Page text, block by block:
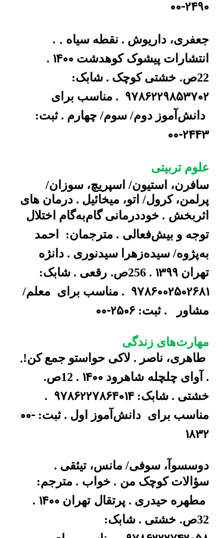
00-2490
جعفری، داریوش . نقطه‌ سیاه.
.
انتشارات پیشوک کوهدشت1400
.
خشتی کوچک . شابک:
9786229853702 . مناسب برای
دانش‌آموز دوم/ سوم/ چهارم . ثبت:
00-2443
علوم تربیتی
سافرن، استیون/ اسپریچ، سوزان/
پرلمن، کرول/ اتو، میخائیل . درمان های
اثربخش . خوددرمانی گام‌به‌گام اختلال
توجه و بیش‌فعالی . مترجمان: احمد
به‌پژوه/ سیده‌زهرا سیدنوری . دانژه
تهران 1399 . 256ص. رقعی . شابک:
9786002502681 . مناسب برای
معلم/
مشاور . ثبت:00-2506
مهارت‌های زندگی
طاهری، ناصر . لاکی حواستو جمع کن!.
. آوای چلچله شاهرود 1400 . 12ص.
خشتی . شابک:9786227864014
.
مناسب برای
دانش‌آموز اول . ثبت:00-
1832
دوسسوآ، سوفی/ مانس، تیئقی .
سؤالات کوچک من . خواب . مترجم:
مطهره حیدری . پرتقال تهران 1400
.
خشتی . شابک: